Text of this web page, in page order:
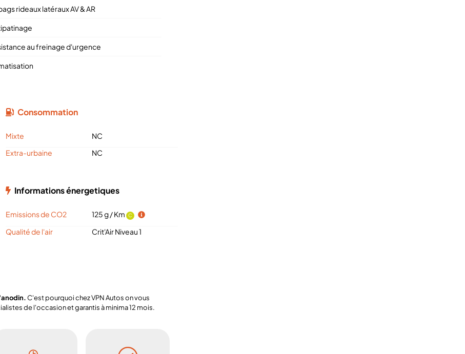
rideaux latéraux AV & AR
au freinage d'urgence
Consommation
Mixte
NC
Extra-urbaine
NC
Informations énergetiques
Emissions de CO2 125 g / Km C
Qualité de l'air Crit'Air Niveau 1
C'est pourquoi chez VPN Autos on vous
de l'occasion et garantis à minima 12 mois.